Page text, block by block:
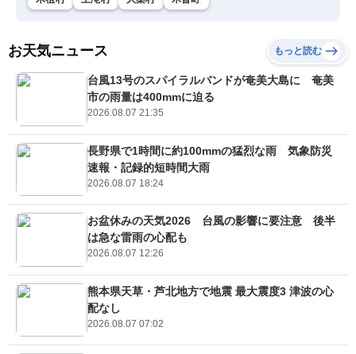
お天気ニュース もっと読む
台風13号のスパイラルバンドが奄美大島に 奄美
市の雨量は400mmに迫る
2026.08.07 21:35
長野県で1時間に約100mmの猛烈な雨 気象防災
速報・記録的短時間大雨
2026.08.07 18:24
お盆休みの天気2026 台風の影響に要注意 後半
は急な雷雨の心配も
2026.08.07 12:26
熊本県天草・芦北地方で地震 最大震度3 津波の心
配なし
2026.08.07 07:02